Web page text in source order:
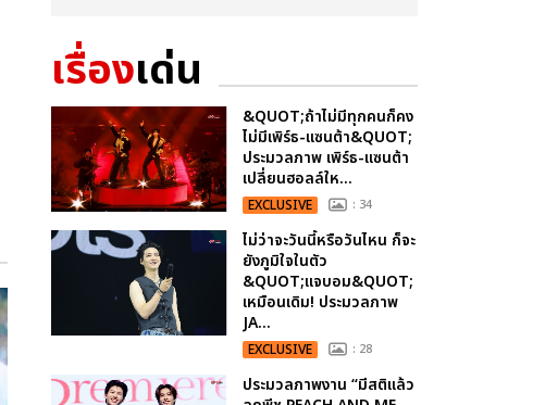
เรื่องเด่น
&QUOT;ถ้าไม่มีทุกคนก็คง
ไม่มีเพิร์ธ-แซนต้า&QUOT;
ประมวลภาพ เพิร์ธ-แซนต้า
เปลี่ยนฮอลล์ให...
EXCLUSIVE : 34
ไม่ว่าจะวันนี้หรือวันไหน ก็จะ
ยังภูมิใจในตัว
&QUOT;แจบอม&QUOT;
เหมือนเดิม! ประมวลภาพ
JA...
EXCLUSIVE : 28
ประมวลภาพงาน “มีสติแล้ว